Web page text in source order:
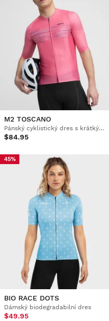
M2 TOSCANO
Pánský cyklistický dres s krátkým rukávem
$84.95
45%
BIO RACE DOTS
Dámský biodegradabilní dres
$49.95